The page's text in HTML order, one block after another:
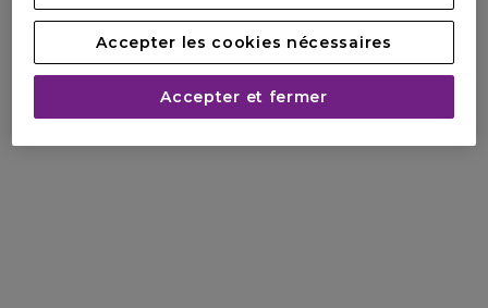
Accepter les cookies nécessaires
Accepter et fermer